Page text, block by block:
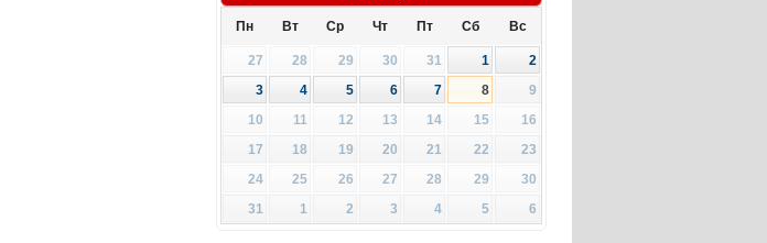
Пн Вт Ср Чт Пт Сб Вс
27 28 29 30 31 1
2
3
4 5 6 7 8
9
10
11 12 13 14 15
16
17
18 19 20 21 22
23
24
25 26 27 28 29
30
31
1 2 3 4 5 6